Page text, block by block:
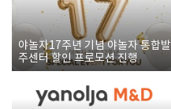
야놀자17주년 기념 야놀자 통합발
주센터 할인 프로모션 진행